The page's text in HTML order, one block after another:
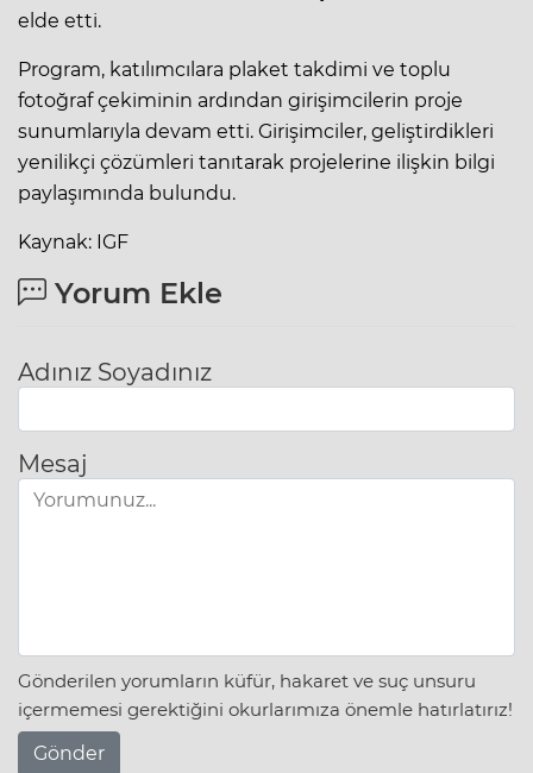
elde etti.
Program, katılımcılara plaket takdimi ve toplu
fotoğraf çekiminin ardından girişimcilerin proje
sunumlarıyla devam etti. Girişimciler, geliştirdikleri
yenilikçi çözümleri tanıtarak projelerine ilişkin bilgi
paylaşımında bulundu.
Kaynak: IGF
Yorum Ekle
Adınız Soyadınız
Mesaj
Gönderilen yorumların küfür, hakaret ve suç unsuru
içermemesi gerektiğini okurlarımıza önemle hatırlatırız!
Gönder